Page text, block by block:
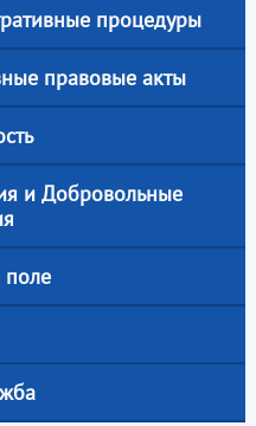
процедуры
правовые акты
и Добровольные
поле